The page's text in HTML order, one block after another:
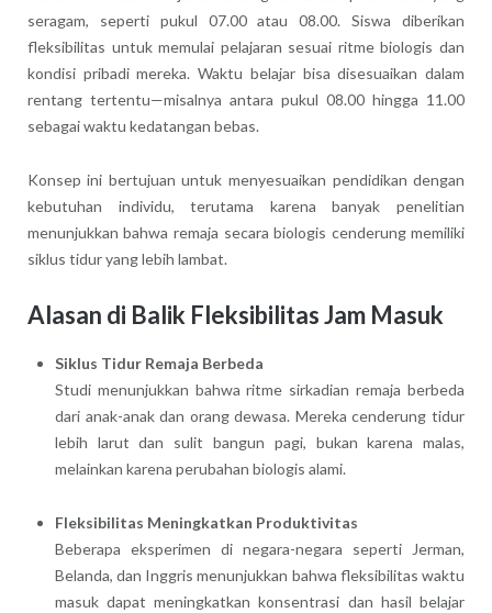
seragam, seperti pukul 07.00 atau 08.00. Siswa diberikan
fleksibilitas untuk memulai pelajaran sesuai ritme biologis dan
kondisi pribadi mereka. Waktu belajar bisa disesuaikan dalam
rentang tertentu—misalnya antara pukul 08.00 hingga 11.00
sebagai waktu kedatangan bebas.
Konsep ini bertujuan untuk menyesuaikan pendidikan dengan
kebutuhan individu, terutama karena banyak penelitian
menunjukkan bahwa remaja secara biologis cenderung memiliki
siklus tidur yang lebih lambat.
Alasan di Balik Fleksibilitas Jam Masuk
Siklus Tidur Remaja Berbeda
Studi menunjukkan bahwa ritme sirkadian remaja berbeda
dari anak-anak dan orang dewasa. Mereka cenderung tidur
lebih larut dan sulit bangun pagi, bukan karena malas,
melainkan karena perubahan biologis alami.
Fleksibilitas Meningkatkan Produktivitas
Beberapa eksperimen di negara-negara seperti Jerman,
Belanda, dan Inggris menunjukkan bahwa fleksibilitas waktu
masuk dapat meningkatkan konsentrasi dan hasil belajar